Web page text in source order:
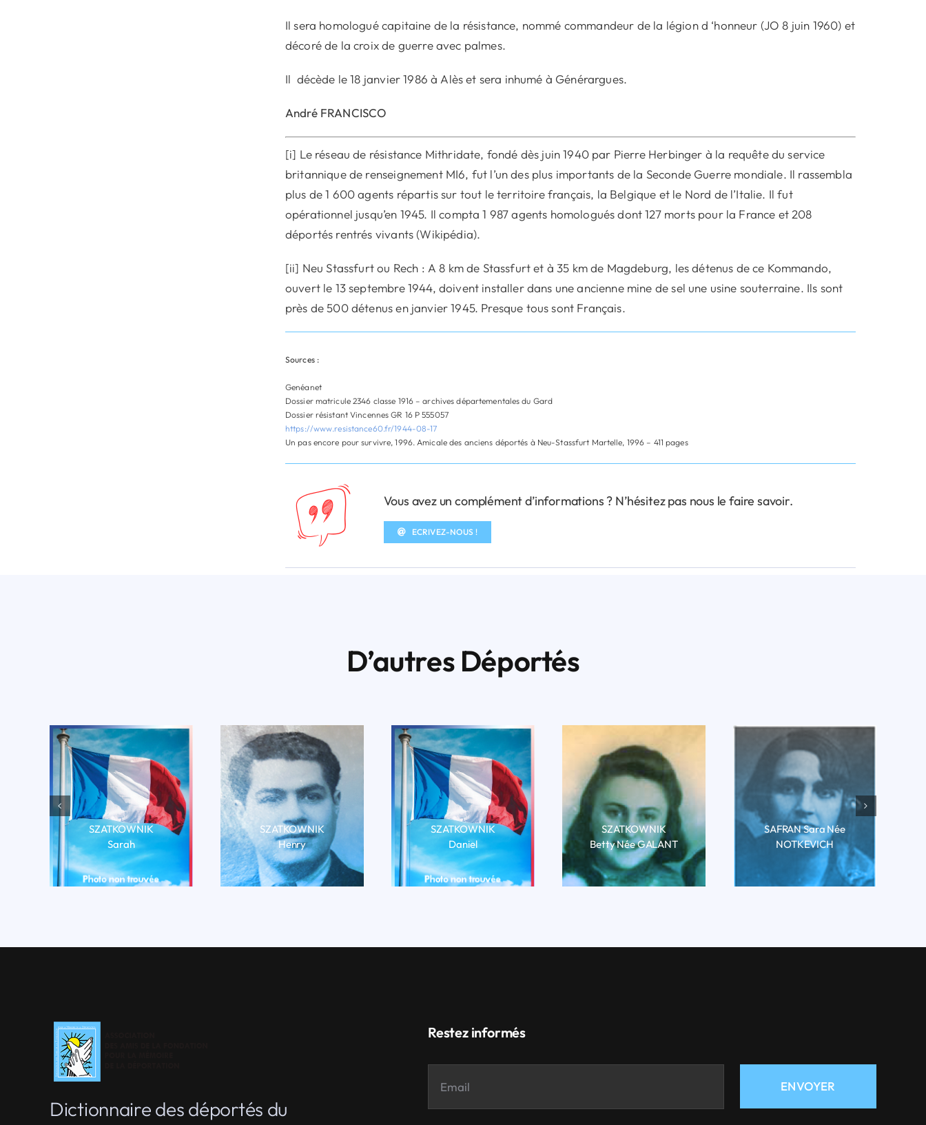
Il sera homologué capitaine de la résistance, nommé commandeur de la légion d ‘honneur (JO 8 juin 1960) et
décoré de la croix de guerre avec palmes.
Il décède le 18 janvier 1986 à Alès et sera inhumé à Générargues.
André FRANCISCO
[i] Le réseau de résistance Mithridate, fondé dès juin 1940 par Pierre Herbinger à la requête du service
britannique de renseignement MI6, fut l’un des plus importants de la Seconde Guerre mondiale. Il rassembla
plus de 1 600 agents répartis sur tout le territoire français, la Belgique et le Nord de l’Italie. Il fut
opérationnel jusqu’en 1945. Il compta 1 987 agents homologués dont 127 morts pour la France et 208
déportés rentrés vivants (Wikipédia).
[ii] Neu Stassfurt ou Rech : A 8 km de Stassfurt et à 35 km de Magdeburg, les détenus de ce Kommando,
ouvert le 13 septembre 1944, doivent installer dans une ancienne mine de sel une usine souterraine. Ils sont
près de 500 détenus en janvier 1945. Presque tous sont Français.
Sources :
Genéanet
Dossier matricule 2346 classe 1916 – archives départementales du Gard
Dossier résistant Vincennes GR 16 P 555057
https://www.resistance60.fr/1944-08-17
Un pas encore pour survivre, 1996. Amicale des anciens déportés à Neu-Stassfurt Martelle, 1996 – 411 pages
Vous avez un complément d’informations ? N’hésitez pas nous le faire savoir.
ECRIVEZ-NOUS !
D’autres Déportés
SZATKOWNIK
Sarah
LIRE LA BIO
SZATKOWNIK
Henry
LIRE LA BIO
SZATKOWNIK
Daniel
LIRE LA BIO
SZATKOWNIK
Betty Née GALANT
LIRE LA BIO
SAFRAN Sara Née
NOTKEVICH
LIRE LA BIO
Dictionnaire des déportés du
Restez informés
ENVOYER